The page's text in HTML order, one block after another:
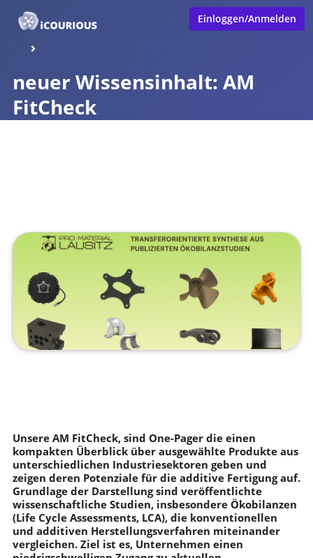
Einloggen/Anmelden
neuer Wissensinhalt: AM
FitCheck
Unsere AM FitCheck, sind One-Pager die einen
kompakten Überblick über ausgewählte Produkte aus
unterschiedlichen Industriesektoren geben und
zeigen deren Potenziale für die additive Fertigung auf.
Grundlage der Darstellung sind veröffentlichte
wissenschaftliche Studien, insbesondere Ökobilanzen
(Life Cycle Assessments, LCA), die konventionellen
und additiven Herstellungsverfahren miteinander
vergleichen. Ziel ist es, Unternehmen einen